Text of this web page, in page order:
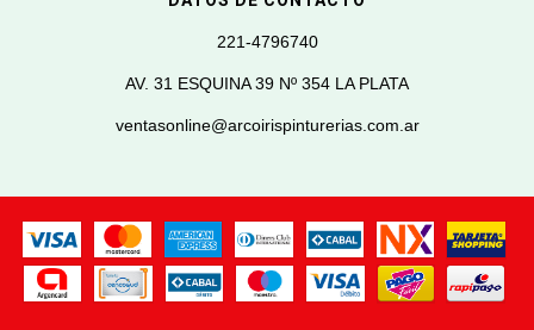
221-4796740
AV. 31 ESQUINA 39 Nº 354 LA PLATA
ventasonline@arcoirispinturerias.com.ar